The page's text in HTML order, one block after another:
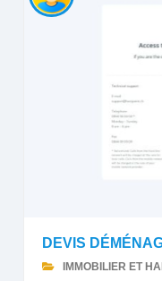
DEVIS
IMMOBILIER ET